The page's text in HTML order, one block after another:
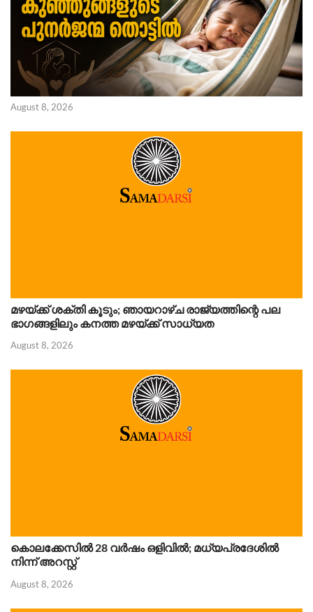
August 8, 2026
മഴയ്ക്ക് ശക്തി കൂടും; ഞായറാഴ്ച രാജ്യത്തിന്റെ പല
ഭാഗങ്ങളിലും കനത്ത മഴയ്ക്ക് സാധ്യത
August 8, 2026
കൊലക്കേസിൽ 28 വർഷം ഒളിവിൽ; മധ്യപ്രദേശിൽ
നിന്ന് അറസ്റ്റ്
August 8, 2026